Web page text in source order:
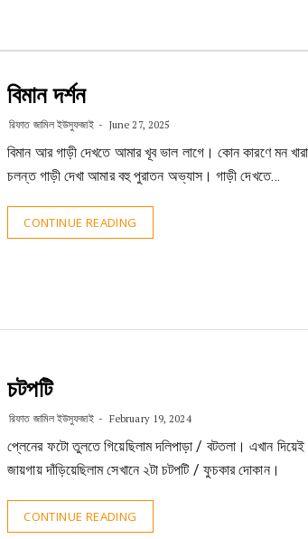
বিমান দর্শন
রিফাত জামিল ইউসুফজাই June 27, 2025
বিমান আর গাড়ী দেখতে আমার খূব ভাল লাগে। কোন কারণে মন
চলন্ত গাড়ী দেখা আমার বহু পুরাতন অভ্যাস। গাড়ী দেখতে…
CONTINUE READING
চটপটি
রিফাত জামিল ইউসুফজাই February 19, 2024
প্লেনের ফটো তুলতে গিয়েছিলাম দলিপাড়া / বটতলা। এখান
জায়গায় দাঁড়িয়েছিলাম সেখানে ২টা চটপটি / ফুচকার দোকান।
CONTINUE READING